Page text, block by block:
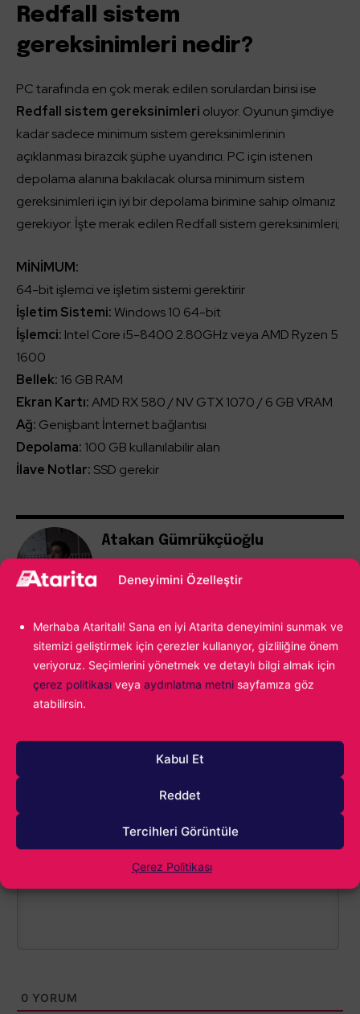
Deneyimini Özelleştir
Merhaba Ataritalı! Sana en iyi Atarita deneyimini sunmak ve
sitemizi geliştirmek için çerezler kullanıyor, gizliliğine önem
veriyoruz. Seçimlerini yönetmek ve detaylı bilgi almak için
çerez politikası veya aydınlatma metni sayfamıza göz
atabilirsin.
Kabul Et
Reddet
Tercihleri Görüntüle
Çerez Politikası
Redfall sistem
gereksinimleri nedir?
PC tarafında en çok merak edilen sorulardan birisi ise
Redfall sistem gereksinimleri oluyor. Oyunun şimdiye
kadar sadece minimum sistem gereksinimlerinin
açıklanması birazcık şüphe uyandırıcı. PC için istenen
depolama alanına bakılacak olursa minimum sistem
gereksinimleri için iyi bir depolama birimine sahip olmanız
gerekiyor. İşte merak edilen Redfall sistem gereksinimleri;
MİNİMUM:
64-bit işlemci ve işletim sistemi gerektirir
İşletim Sistemi:Windows 10 64-bit
İşlemci: Intel Core i5-8400 2.80GHz veya AMD Ryzen 5
1600
Bellek: 16 GB RAM
Ekran Kartı:AMD RX 580 / NV GTX 1070 / 6 GB VRAM
Ağ: Genişbant İnternet bağlantısı
Depolama: 100 GB kullanılabilir alan
İlave Notlar: SSD gerekir
Atakan Gümrükçüoğlu
önüne geçemiyor, yazdıkça yazıyor ve en
popülaritesine kadar uzanıyor...
0 YORUM